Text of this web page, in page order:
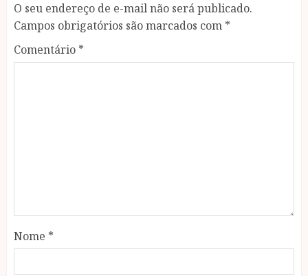
O seu endereço de e-mail não será publicado.
Campos obrigatórios são marcados com *
Comentário *
Nome *